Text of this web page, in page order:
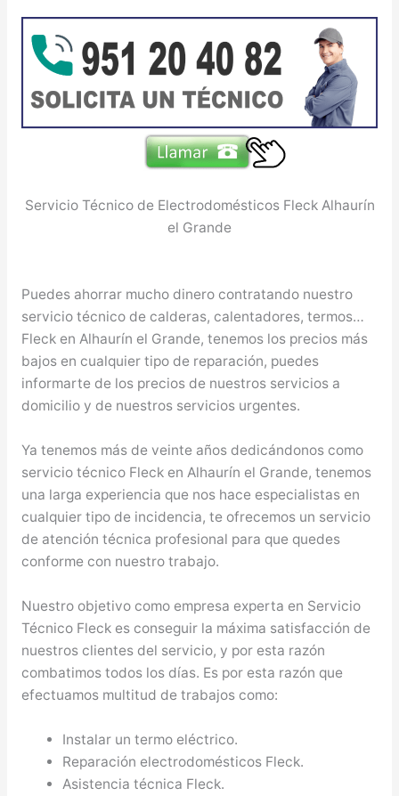
Servicio Técnico de Electrodomésticos Fleck Alhaurín
el Grande
Puedes ahorrar mucho dinero contratando nuestro
servicio técnico de calderas, calentadores, termos…
Fleck en Alhaurín el Grande, tenemos los precios más
bajos en cualquier tipo de reparación, puedes
informarte de los precios de nuestros servicios a
domicilio y de nuestros servicios urgentes.
Ya tenemos más de veinte años dedicándonos como
servicio técnico Fleck en Alhaurín el Grande, tenemos
una larga experiencia que nos hace especialistas en
cualquier tipo de incidencia, te ofrecemos un servicio
de atención técnica profesional para que quedes
conforme con nuestro trabajo.
Nuestro objetivo como empresa experta en Servicio
Técnico Fleck es conseguir la máxima satisfacción de
nuestros clientes del servicio, y por esta razón
combatimos todos los días. Es por esta razón que
efectuamos multitud de trabajos como:
Instalar un termo eléctrico.
Reparación electrodomésticos Fleck.
Asistencia técnica Fleck.